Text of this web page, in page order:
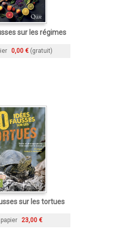
sur les régimes
0,00 € (gratuit)
sur les tortues
23,00 €